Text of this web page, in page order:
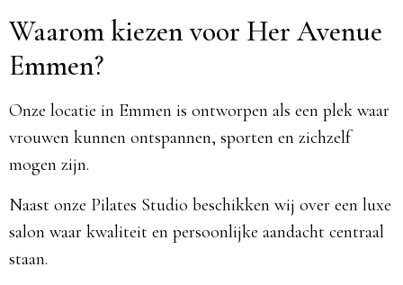
Waarom kiezen voor Her Avenue
Emmen?
Onze locatie in Emmen is ontworpen als een plek waar
vrouwen kunnen ontspannen, sporten en zichzelf
mogen zijn.
Naast onze Pilates Studio beschikken wij over een luxe
salon waar kwaliteit en persoonlijke aandacht centraal
staan.